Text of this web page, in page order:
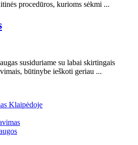
procedūros, kurioms sėkmi ...
susiduriame su labai skirtingais
būtinybe ieškoti geriau ...
Klaipėdoje